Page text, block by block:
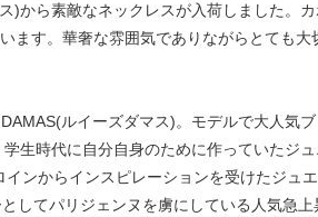
)から素敵なネックレスが入荷しました。
ます。華奢な雰囲気でありながらとても
ルイーズダマス)。モデルで大人気
生時代に自分自身のために作っていたジ
ンからインスピレーションを受けたジュ
してパリジェンヌを虜にしている人気急